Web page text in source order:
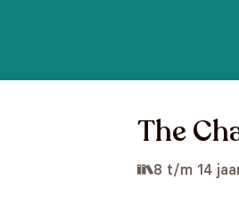
The
8 t/m 14